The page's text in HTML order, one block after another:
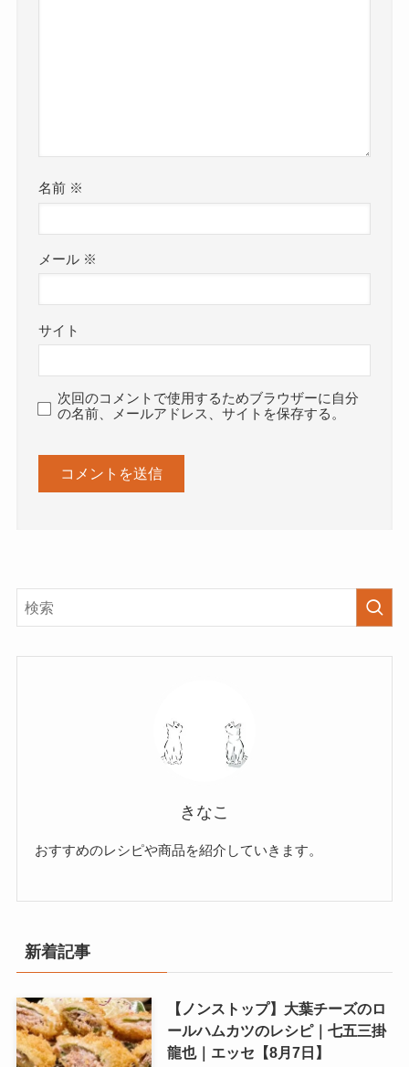
名前 ※
メール ※
サイト
次回のコメントで使用するためブラウザーに自分
の名前、メールアドレス、サイトを保存する。
きなこ
おすすめのレシピや商品を紹介していきます。
新着記事
【ノンストップ】大葉チーズのロ
ールハムカツのレシピ｜七五三掛
龍也｜エッセ【8月7日】